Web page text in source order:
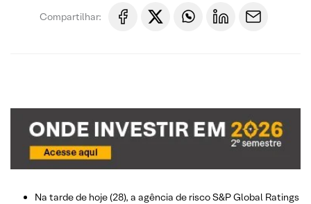
Compartilhar:
Na tarde de hoje (28), a agência de risco S&P Global Ratings